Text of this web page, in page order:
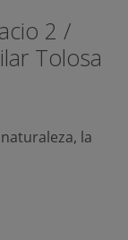
2 /
Tolosa
la